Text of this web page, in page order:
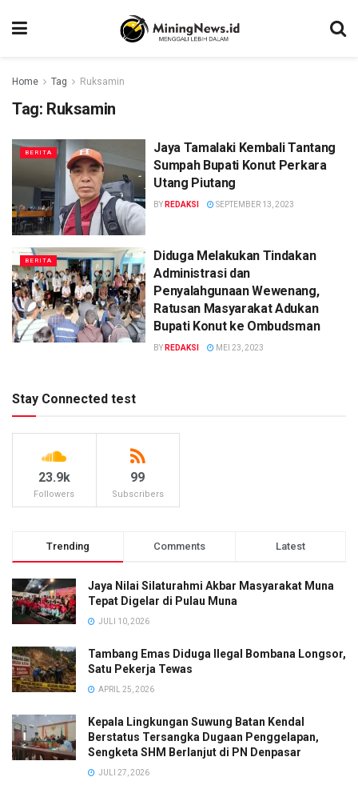
Home Tag Ruksamin
Tag: Ruksamin
BERITA
Jaya Tamalaki Kembali Tantang
Sumpah Bupati Konut Perkara
Utang Piutang
BY REDAKSI SEPTEMBER 13, 2023
BERITA
Diduga Melakukan Tindakan
Administrasi dan
Penyalahgunaan Wewenang,
Ratusan Masyarakat Adukan
Bupati Konut ke Ombudsman
BY REDAKSI MEI 23, 2023
Stay Connected test
23.9k
Followers
99
Subscribers
Trending Comments Latest
Jaya Nilai Silaturahmi Akbar Masyarakat Muna
Tepat Digelar di Pulau Muna
JULI 10, 2026
Tambang Emas Diduga Ilegal Bombana Longsor,
Satu Pekerja Tewas
APRIL 25, 2026
Kepala Lingkungan Suwung Batan Kendal
Berstatus Tersangka Dugaan Penggelapan,
Sengketa SHM Berlanjut di PN Denpasar
JULI 27, 2026